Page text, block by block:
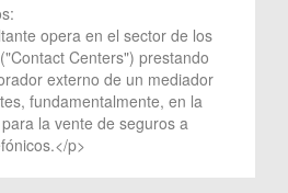
opera en el sector de los
Centers") prestando
externo de un mediador
fundamentalmente, en la
la vente de seguros a
p>